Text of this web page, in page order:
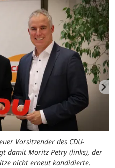
Vorsitzender des CDU-
damit Moritz Petry (links), der
nicht erneut kandidierte.